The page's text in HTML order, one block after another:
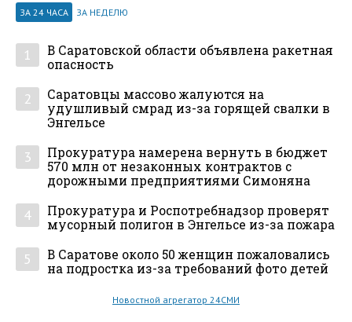
ЗА 24 ЧАСА ЗА НЕДЕЛЮ
1
В Саратовской области объявлена ракетная
опасность
2
Саратовцы массово жалуются на
удушливый смрад из-за горящей свалки в
Энгельсе
3
Прокуратура намерена вернуть в бюджет
570 млн от незаконных контрактов с
дорожными предприятиями Симоняна
4
Прокуратура и Роспотребнадзор проверят
мусорный полигон в Энгельсе из-за пожара
5
В Саратове около 50 женщин пожаловались
на подростка из-за требований фото детей
Новостной агрегатор 24СМИ